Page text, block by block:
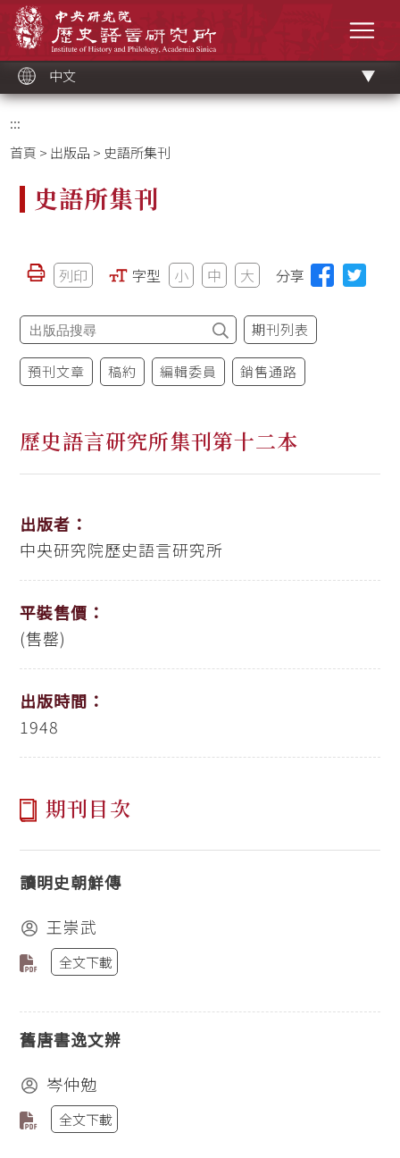
中文
:::
首頁 > 出版品 > 史語所集刊
史語所集刊
列印 字型 小 中 大 分享
期刊列表
預刊文章 稿約 編輯委員 銷售通路
歷史語言研究所集刊第十二本
出版者：
中央研究院歷史語言研究所
平裝售價：
(售罄)
出版時間：
1948
期刊目次
讀明史朝鮮傳
王崇武
全文下載
舊唐書逸文辨
岑仲勉
全文下載